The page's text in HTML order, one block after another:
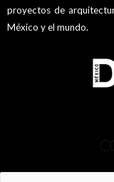
proyectos de
México y el mundo.